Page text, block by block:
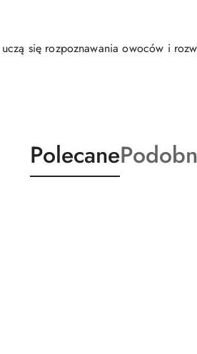
się rozpoznawania owoców i
Produkty
o
Polecane
o